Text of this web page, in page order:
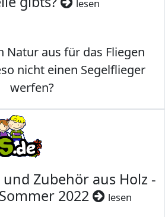
lesen
Natur aus für das Fliegen
nicht einen Segelflieger
werfen?
Zubehör aus Holz -
2022
lesen